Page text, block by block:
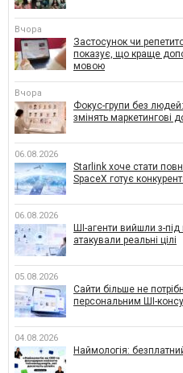
Вчора
Застосунок чи
показує, що краще
мовою
Вчора
Фокус-групи без
змінять маркетингові
06.08.2026
Starlink хоче стати
SpaceX готує
06.08.2026
ШІ-агенти вийшли з-
атакували реальні цілі
05.08.2026
Сайти більше не
персональним ШІ-
04.08.2026
Наймологія: